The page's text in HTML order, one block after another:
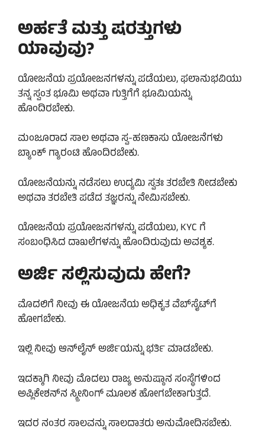
ಅರ್ಹತೆ ಮತ್ತು ಷರತ್ತುಗಳು
ಯಾವುವು?
ಯೋಜನೆಯ ಪ್ರಯೋಜನಗಳನ್ನು ಪಡೆಯಲು, ಫಲಾನುಭವಿಯು
ತನ್ನ ಸ್ವಂತ ಭೂಮಿ ಅಥವಾ ಗುತ್ತಿಗೆಗೆ ಭೂಮಿಯನ್ನು
ಹೊಂದಿರಬೇಕು.
ಮಂಜೂರಾದ ಸಾಲ ಅಥವಾ ಸ್ವ-ಹಣಕಾಸು ಯೋಜನೆಗಳು
ಬ್ಯಾಂಕ್ ಗ್ಯಾರಂಟಿ ಹೊಂದಿರಬೇಕು.
ಯೋಜನೆಯನ್ನು ನಡೆಸಲು ಉದ್ಯಮಿ ಸ್ವತಃ ತರಬೇತಿ ನೀಡಬೇಕು
ಅಥವಾ ತರಬೇತಿ ಪಡೆದ ತಜ್ಞರನ್ನು ನೇಮಿಸಬೇಕು.
ಯೋಜನೆಯ ಪ್ರಯೋಜನಗಳನ್ನು ಪಡೆಯಲು, KYC ಗೆ
ಸಂಬಂಧಿಸಿದ ದಾಖಲೆಗಳನ್ನು ಹೊಂದಿರುವುದು ಅವಶ್ಯಕ.
ಅರ್ಜಿ ಸಲ್ಲಿಸುವುದು ಹೇಗೆ?
ಮೊದಲಿಗೆ ನೀವು ಈ ಯೋಜನೆಯ ಅಧಿಕೃತ ವೆಬ್‌ಸೈಟ್‌ಗೆ
ಹೋಗಬೇಕು.
ಇಲ್ಲಿ ನೀವು ಆನ್‌ಲೈನ್ ಅರ್ಜಿಯನ್ನು ಭರ್ತಿ ಮಾಡಬೇಕು.
ಇದಕ್ಕಾಗಿ ನೀವು ಮೊದಲು ರಾಜ್ಯ ಅನುಷ್ಠಾನ ಸಂಸ್ಥೆಗಳಿಂದ
ಅಪ್ಲಿಕೇಶನ್‌ನ ಸ್ಕ್ರೀನಿಂಗ್ ಮೂಲಕ ಹೋಗಬೇಕಾಗುತ್ತದೆ.
ಇದರ ನಂತರ ಸಾಲವನ್ನು ಸಾಲದಾತರು ಅನುಮೋದಿಸಬೇಕು.